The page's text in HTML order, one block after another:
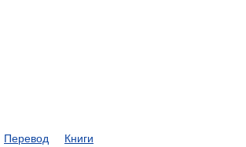
Перевод Книги